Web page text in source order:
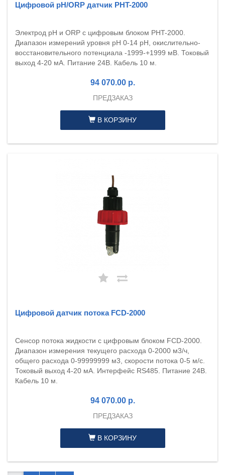
Цифровой pH/ORP датчик PHT-2000
Электрод pH и ORP с цифровым блоком PHT-2000.
Диапазон измерений уровня pH 0-14 pH, окислительно-
восстановительного потенциала -1999-+1999 мВ. Токовый
выход 4-20 мА. Питание 24В. Кабель 10 м.
94 070.00 р.
ПРЕДЗАКАЗ
В КОРЗИНУ
Цифровой датчик потока FCD-2000
Сенсор потока жидкости с цифровым блоком FCD-2000.
Диапазон измерения текущего расхода 0-2000 м3/ч,
общего расхода 0-99999999 м3, скорости потока 0-5 м/с.
Токовый выход 4-20 мА. Интерфейс RS485. Питание 24В.
Кабель 10 м.
94 070.00 р.
ПРЕДЗАКАЗ
В КОРЗИНУ